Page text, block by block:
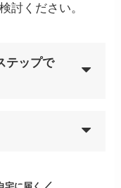
討ください。
テップで
／